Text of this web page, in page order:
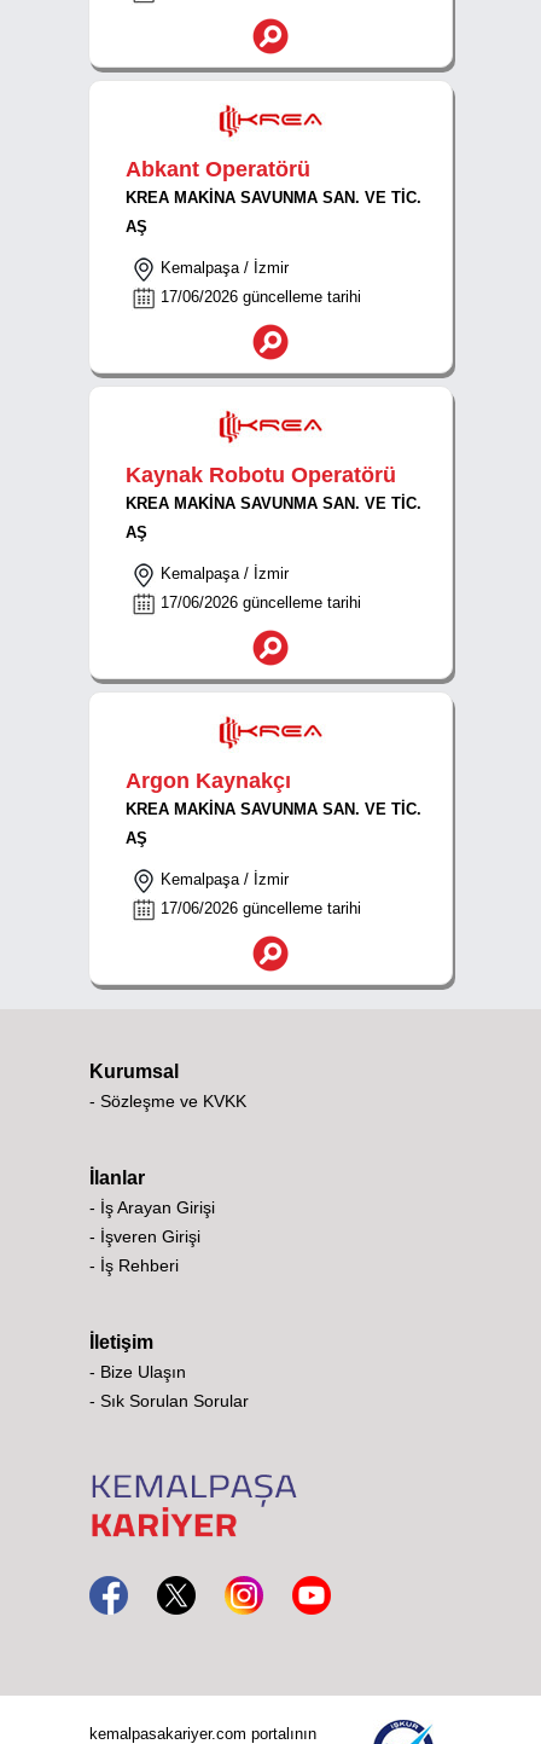
Abkant Operatörü
KREA MAKİNA SAVUNMA SAN. VE TİC.
AŞ
Kemalpaşa / İzmir
17/06/2026 güncelleme tarihi
Kaynak Robotu Operatörü
KREA MAKİNA SAVUNMA SAN. VE TİC.
AŞ
Kemalpaşa / İzmir
17/06/2026 güncelleme tarihi
Argon Kaynakçı
KREA MAKİNA SAVUNMA SAN. VE TİC.
AŞ
Kemalpaşa / İzmir
17/06/2026 güncelleme tarihi
Kurumsal
- Sözleşme ve KVKK
İlanlar
- İş Arayan Girişi
- İşveren Girişi
- İş Rehberi
İletişim
- Bize Ulaşın
- Sık Sorulan Sorular
kemalpasakariyer.com portalının